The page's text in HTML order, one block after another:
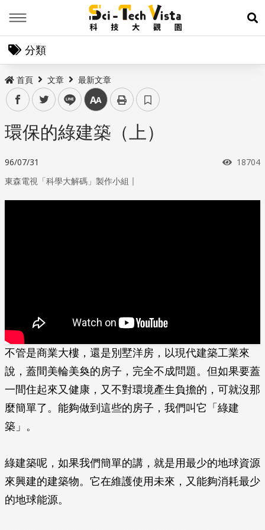
展
分類
首頁 文章 最新文章
facebooktwitter line 中
環保的綠建築（上）
96/07/31 瀏覽次
18704
東森電視「科學大解碼」製作小組 ｜
不管是商業大樓，還是別墅洋房，以現代建築工業來
說，蓋間美輪美奐的房子，完全不成問題。但如果要蓋
一間住起來又健康，又不對環境產生負擔的，可就沒那
麼簡單了。能夠做到這些的房子，我們叫它「綠建
築」。
綠建築呢，如果我們簡單的講，就是用最少的地球資源
來興建的建築物。它在維護使用未來，又能夠消耗最少
的地球能源。